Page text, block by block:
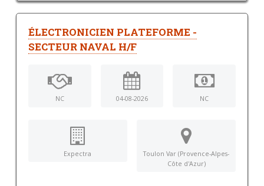
ÉLECTRONICIEN PLATEFORME -
SECTEUR NAVAL H/F
NC 04-08-2026 NC
Expectra
Toulon Var (Provence-Alpes-
Côte d'Azur)